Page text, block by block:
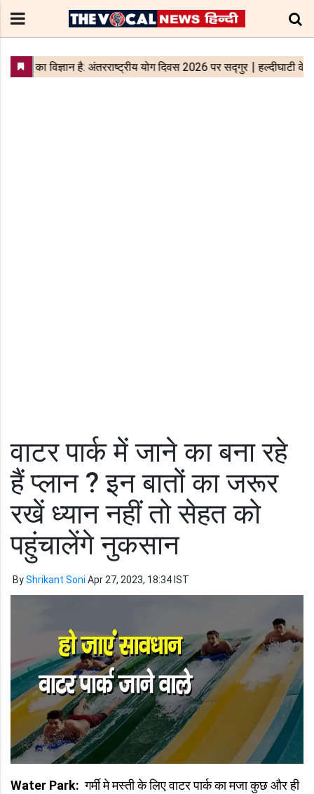
वाटर पार्क में जाने का बना रहे
हैं प्लान ? इन बातों का जरूर
रखें ध्यान नहीं तो सेहत को
पहुंचालेंगे नुकसान
ByShrikant Soni Apr 27, 2023, 18:34 IST
Water Park: गर्मी मे मस्ती के लिए वाटर पार्क का मजा कुछ और ही